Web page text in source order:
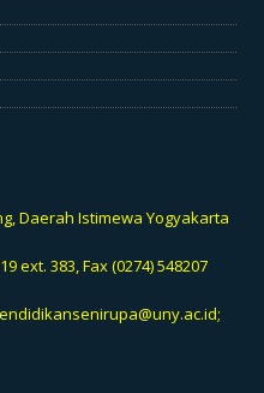
Daerah Istimewa Yogyakarta
ext. 383, Fax (0274) 548207
;